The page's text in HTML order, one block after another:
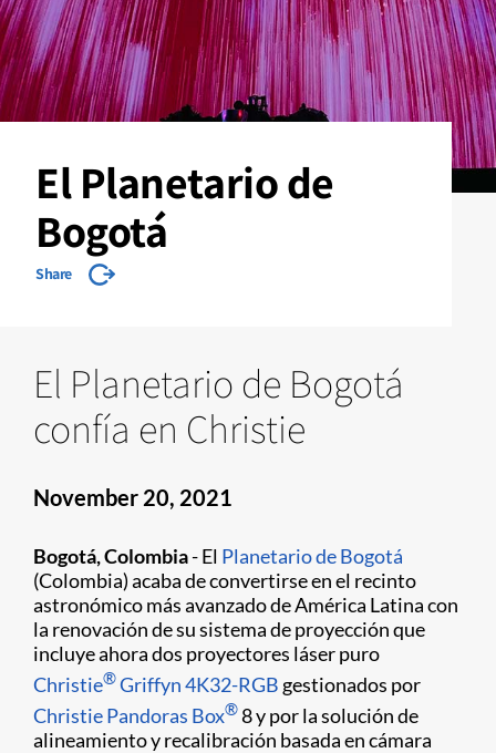
El Planetario de
Bogotá
Share
El Planetario de Bogotá
confía en Christie
November 20, 2021
Bogotá, Colombia- El Planetario de Bogotá
(Colombia) acaba de convertirse en el recinto
astronómico más avanzado de América Latina con
la renovación de su sistema de proyección que
incluye ahora dos proyectores láser puro
Christie®Griffyn 4K32-RGB gestionados por
Christie Pandoras Box®8 y por la solución de
alineamiento y recalibración basada en cámara